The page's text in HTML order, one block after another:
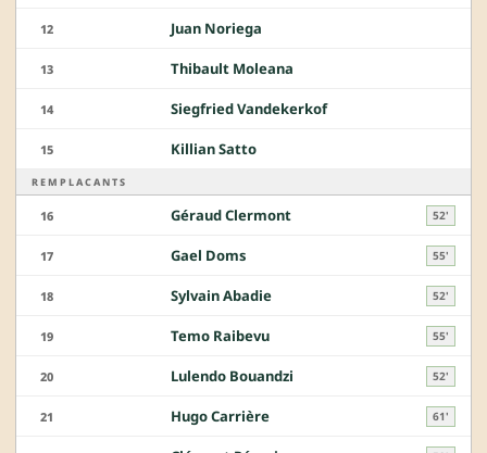
12 Juan Noriega
13 Thibault Moleana
14 Siegfried Vandekerkof
15 Killian Satto
REMPLACANTS
16 Géraud Clermont 52'
17 Gael Doms 55'
18 Sylvain Abadie 52'
19 Temo Raibevu 55'
20 Lulendo Bouandzi 52'
21 Hugo Carrière 61'